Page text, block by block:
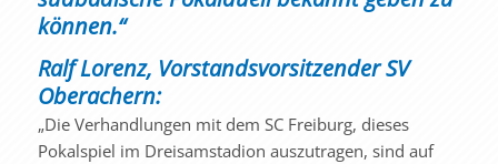
können.“
Ralf Lorenz, Vorstandsvorsitzender SV
Oberachern:
„Die Verhandlungen mit dem SC Freiburg, dieses
Pokalspiel im Dreisamstadion auszutragen, sind auf